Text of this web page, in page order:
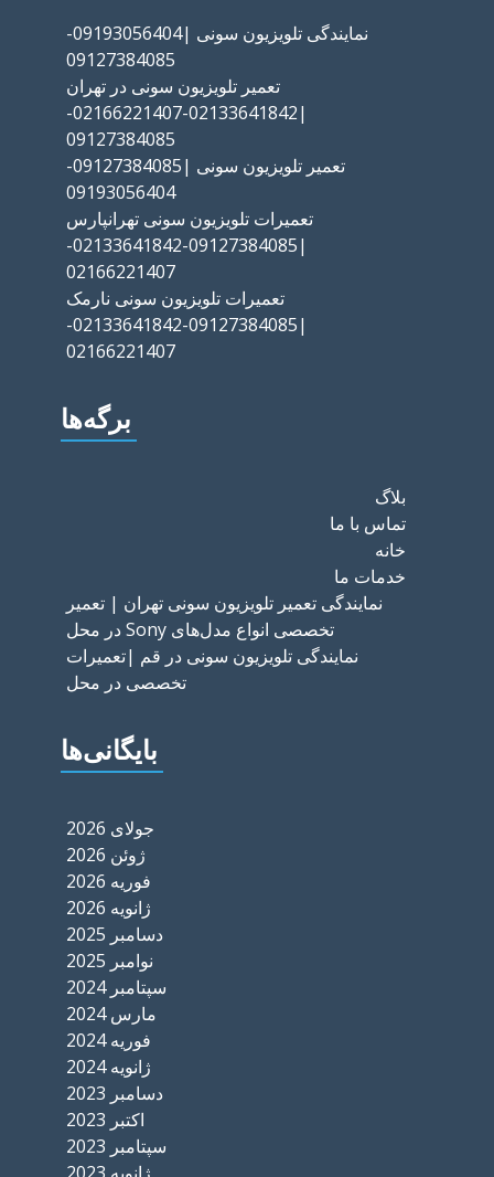
نمایندگی تلویزیون سونی |09193056404-
09127384085
تعمیر تلویزیون سونی در تهران
|02133641842-02166221407-
09127384085
تعمیر تلویزیون سونی |09127384085-
09193056404
تعمیرات تلویزیون سونی تهرانپارس
|09127384085-02133641842-
02166221407
تعمیرات تلویزیون سونی نارمک
|09127384085-02133641842-
02166221407
برگه‌ها
بلاگ
تماس با ما
خانه
خدمات ما
نمایندگی تعمیر تلویزیون سونی تهران | تعمیر
تخصصی انواع مدل‌های Sony در محل
نمایندگی تلویزیون سونی در قم |تعمیرات
تخصصی در محل
بایگانی‌ها
جولای 2026
ژوئن 2026
فوریه 2026
ژانویه 2026
دسامبر 2025
نوامبر 2025
سپتامبر 2024
مارس 2024
فوریه 2024
ژانویه 2024
دسامبر 2023
اکتبر 2023
سپتامبر 2023